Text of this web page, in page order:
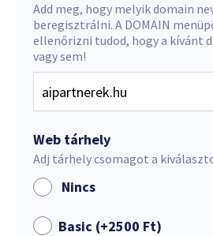
Add meg, hogy melyik domain
beregisztrálni. A DOMAIN
ellenőrizni tudod, hogy a kívánt
vagy sem!
Web tárhely
Adj tárhely csomagot a
Nincs
Basic (+2500 Ft)